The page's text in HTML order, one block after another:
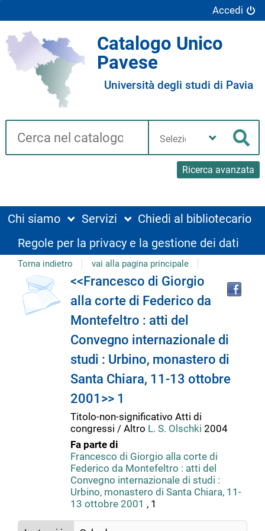
Accedi
Catalogo Unico
Pavese
Università degli studi di Pavia
Cerca su "Catalogo"
Ricerca avanzata
biblioteca
Chi siamo Servizi
Chiedi al bibliotecario
Regole per la privacy e la gestione dei dati
Torna indietro vai alla pagina principale
Dettaglio
del
documento
copertina
<<Francesco di Giorgio
alla corte di Federico da
Montefeltro : atti del
Convegno internazionale di
studi : Urbino, monastero di
Santa Chiara, 11-13 ottobre
2001>> 1
Titolo-non-significativo Atti di
congressi / Altro L. S. Olschki 2004
Fa parte di
Francesco di Giorgio alla corte di
Federico da Montefeltro : atti del
Convegno internazionale di studi :
Urbino, monastero di Santa Chiara, 11-
13 ottobre 2001 , 1